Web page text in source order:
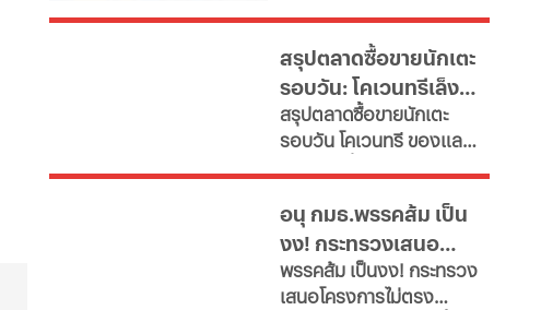
กทม.-ต่างจังหวัด พบ
ฝ่าฝืนเกณฑ์เสี่ยงถูกสั่ง
เพิกถอน
ขนาดใหญ่ มีทั้งราคาน้ำมัน
ดีเซล เบนซิน และ แก๊สโซ
ฮอล์
สรุปตลาดซื้อขายนักเตะ
รอบวัน: โคเวนทรีเล็ง
"มูดริก" สาลิกาปัดปืน
ซื้อ "กิมาไรส์"
สรุปตลาดซื้อขายนักเตะ
รอบวัน โคเวนทรี ของแลม
แรกจาก อาร์เซนอล ในการ
ล่าตัว "กิมาไรส์" ขณะที่ โค
โม่ ปิดดีล "ชาโลบาห์"
อนุ กมธ.พรรคส้ม เป็น
งง! กระทรวงเสนอ
โครงการไม่ตรงภารกิจ
พรรคส้ม เป็นงง! กระทรวง
เสนอโครงการไม่ตรง